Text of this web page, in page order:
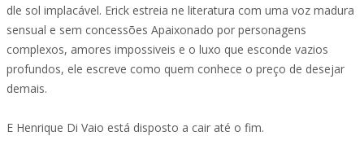
dle sol implacável. Erick estreia ne literatura com uma voz madura
sensual e sem concessões Apaixonado por personagens
complexos, amores impossiveis e o luxo que esconde vazios
profundos, ele escreve como quem conhece o preço de desejar
demais.
E Henrique Di Vaio está disposto a cair até o fim.